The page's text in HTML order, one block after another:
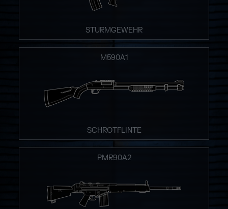
STURMGEWEHR
M590A1
SCHROTFLINTE
PMR90A2